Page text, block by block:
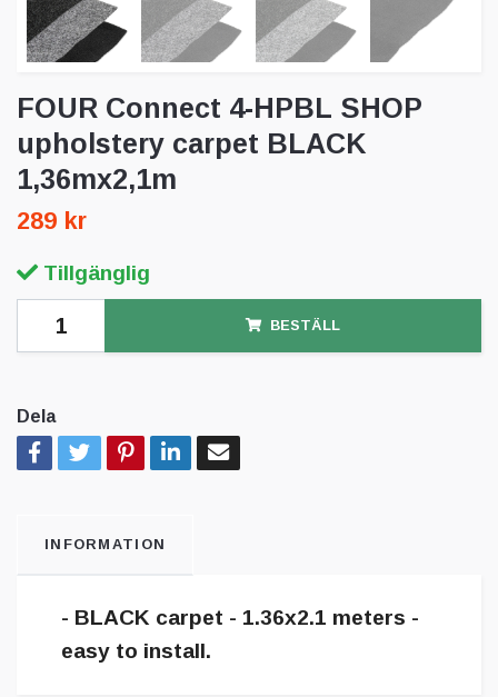
FOUR Connect 4-HPBL SHOP
upholstery carpet BLACK
1,36mx2,1m
289 kr
Tillgänglig
BESTÄLL
Dela
INFORMATION
- BLACK carpet - 1.36x2.1 meters -
easy to install.